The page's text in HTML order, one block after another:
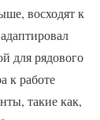
восходят к
для рядового
к работе
такие как,